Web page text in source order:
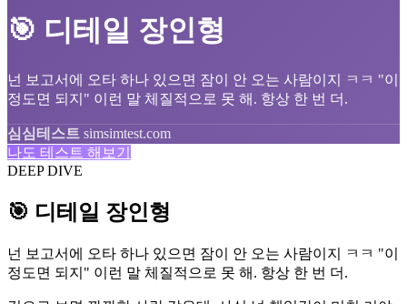
🎯 디테일 장인형
넌 보고서에 오타 하나 있으면 잠이 안 오는 사람이지 ㅋㅋ "이
정도면 되지" 이런 말 체질적으로 못 해. 항상 한 번 더.
심심테스트 simsimtest.com
나도 테스트 해보기
DEEP DIVE
🎯 디테일 장인형
넌 보고서에 오타 하나 있으면 잠이 안 오는 사람이지 ㅋㅋ "이
정도면 되지" 이런 말 체질적으로 못 해. 항상 한 번 더.